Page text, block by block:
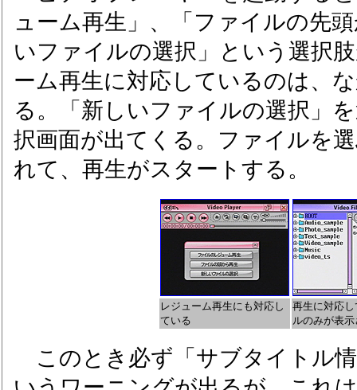
ューム再生」、「ファイルの先
いファイルの選択」という選択
ーム再生に対応しているのは、
る。「新しいファイルの選択」
択画面が出てくる。ファイルを
れて、再生がスタートする。
レジューム再生にも対応し
ている
再生に対応
ルのみが表
このとき必ず「サブタイトル